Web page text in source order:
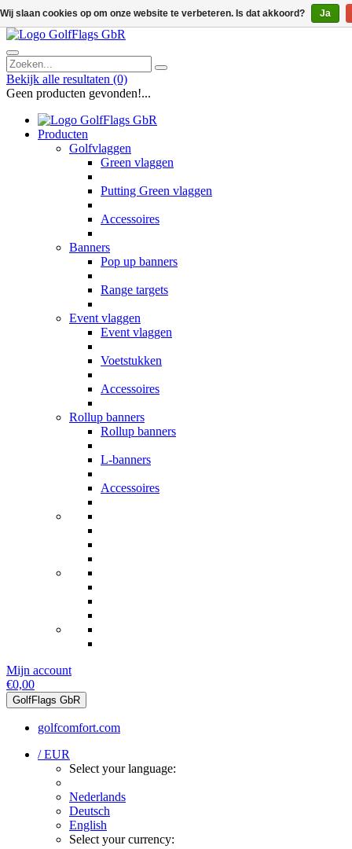
Bekijk alle resultaten (0)
Geen producten gevonden!...
Producten
Golfvlaggen
Green vlaggen
Putting Green vlaggen
Accessoires
Banners
Pop up banners
Range targets
Event vlaggen
Event vlaggen
Voetstukken
Accessoires
Rollup banners
Rollup banners
L-banners
Accessoires
Mijn account
€0,00
GolfFlags GbR
golfcomfort.com
/ EUR
Select your language:
Nederlands
Deutsch
English
Select your currency:
Wij slaan cookies op om onze website te verbeteren. Is dat akkoord? Ja